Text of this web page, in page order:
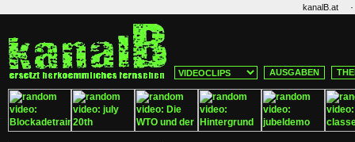
kanalB.at ·
AUSGABEN